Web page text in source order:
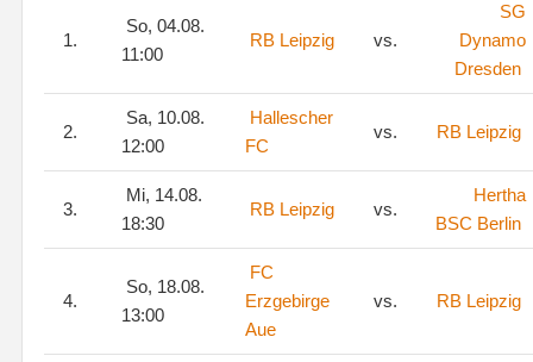
1.
So, 04.08.
11:00
RB Leipzig vs.
SG
Dynamo
Dresden
2.
Sa, 10.08.
12:00
Hallescher
FC
vs. RB Leipzig
3.
Mi, 14.08.
18:30
RB Leipzig vs.
Hertha
BSC Berlin
4.
So, 18.08.
13:00
FC
Erzgebirge
Aue
vs. RB Leipzig